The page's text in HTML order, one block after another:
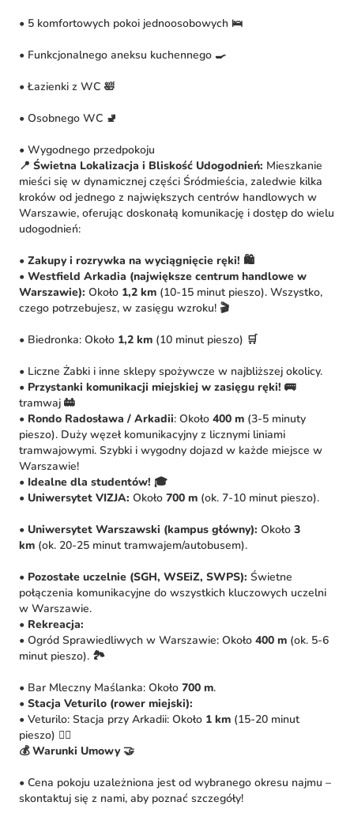
• 5 komfortowych pokoi jednoosobowych 🛌
• Funkcjonalnego aneksu kuchennego 🍳
• Łazienki z WC 🛀
• Osobnego WC 🚽
• Wygodnego przedpokoju
📍 Świetna Lokalizacja i Bliskość Udogodnień: Mieszkanie
mieści się w dynamicznej części Śródmieścia, zaledwie kilka
kroków od jednego z największych centrów handlowych w
Warszawie, oferując doskonałą komunikację i dostęp do wielu
udogodnień:
• Zakupy i rozrywka na wyciągnięcie ręki! 🛍️
• Westfield Arkadia (największe centrum handlowe w
Warszawie): Około 1,2 km (10-15 minut pieszo). Wszystko,
czego potrzebujesz, w zasięgu wzroku! 🎬
• Biedronka: Około 1,2 km (10 minut pieszo) 🛒
• Liczne Żabki i inne sklepy spożywcze w najbliższej okolicy.
• Przystanki komunikacji miejskiej w zasięgu ręki! 🚌
tramwaj 🚋
• Rondo Radosława / Arkadii: Około 400 m (3-5 minuty
pieszo). Duży węzeł komunikacyjny z licznymi liniami
tramwajowymi. Szybki i wygodny dojazd w każde miejsce w
Warszawie!
• Idealne dla studentów! 🎓
• Uniwersytet VIZJA: Około 700 m (ok. 7-10 minut pieszo).
• Uniwersytet Warszawski (kampus główny): Około 3
km (ok. 20-25 minut tramwajem/autobusem).
• Pozostałe uczelnie (SGH, WSEiZ, SWPS): Świetne
połączenia komunikacyjne do wszystkich kluczowych uczelni
w Warszawie.
• Rekreacja:
• Ogród Sprawiedliwych w Warszawie: Około 400 m (ok. 5-6
minut pieszo). 🏞️
• Bar Mleczny Maślanka: Około 700 m.
• Stacja Veturilo (rower miejski):
• Veturilo: Stacja przy Arkadii: Około 1 km (15-20 minut
pieszo) 🚴‍♀️
💰 Warunki Umowy 🤝
• Cena pokoju uzależniona jest od wybranego okresu najmu –
skontaktuj się z nami, aby poznać szczegóły!